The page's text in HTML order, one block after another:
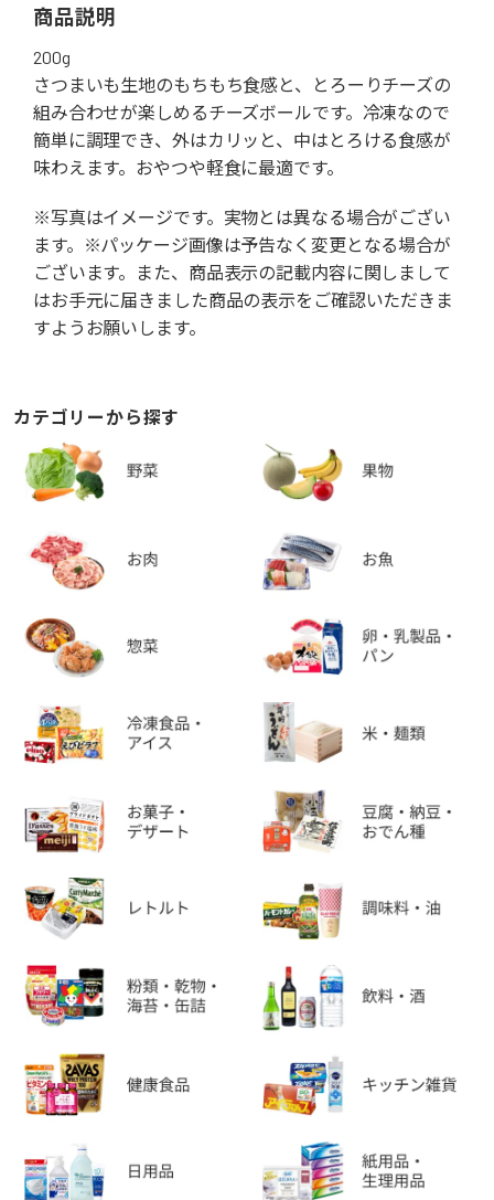
商品説明
200g
さつまいも生地のもちもち食感と、とろーりチーズの
組み合わせが楽しめるチーズボールです。冷凍なので
簡単に調理でき、外はカリッと、中はとろける食感が
味わえます。おやつや軽食に最適です。
※写真はイメージです。実物とは異なる場合がござい
ます。※パッケージ画像は予告なく変更となる場合が
ございます。また、商品表示の記載内容に関しまして
はお手元に届きました商品の表示をご確認いただきま
すようお願いします。
カテゴリーから探す